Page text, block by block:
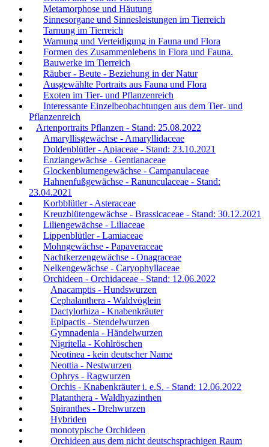
Metamorphose und Häutung
Sinnesorgane und Sinnesleistungen im Tierreich
Tarnung im Tierreich
Warnung und Verteidigung in Fauna und Flora
Formen des Zusammenlebens in Flora und Fauna.
Bauwerke im Tierreich
Räuber - Beute - Beziehung in der Natur
Ausgewählte Portraits aus Fauna und Flora
Exoten im Tier- und Pflanzenreich
Interessante Einzelbeobachtungen aus dem Tier- und
Pflanzenreich
Artenportraits Pflanzen - Stand: 25.08.2022
Amaryllisgewächse - Amaryllidaceae
Doldenblütler - Apiaceae - Stand: 23.10.2021
Enziangewächse - Gentianaceae
Glockenblumengewächse - Campanulaceae
Hahnenfußgewächse - Ranunculaceae - Stand:
23.04.2021
Korbblütler - Asteraceae
Kreuzblütengewächse - Brassicaceae - Stand: 30.12.2021
Liliengewächse - Liliaceae
Lippenblütler - Lamiaceae
Mohngewächse - Papaveraceae
Nachtkerzengewächse - Onagraceae
Nelkengewächse - Caryophyllaceae
Orchideen - Orchidaceae - Stand: 12.06.2022
Anacamptis - Hundswurzen
Cephalanthera - Waldvöglein
Dactylorhiza - Knabenkräuter
Epipactis - Stendelwurzen
Gymnadenia - Händelwurzen
Nigritella - Kohlröschen
Neotinea - kein deutscher Name
Neottia - Nestwurzen
Ophrys - Ragwurzen
Orchis - Knabenkräuter i. e.S. - Stand: 12.06.2022
Platanthera - Waldhyazinthen
Spiranthes - Drehwurzen
Hybriden
monotypische Orchideen
Orchideen aus dem nicht deutschsprachigen Raum